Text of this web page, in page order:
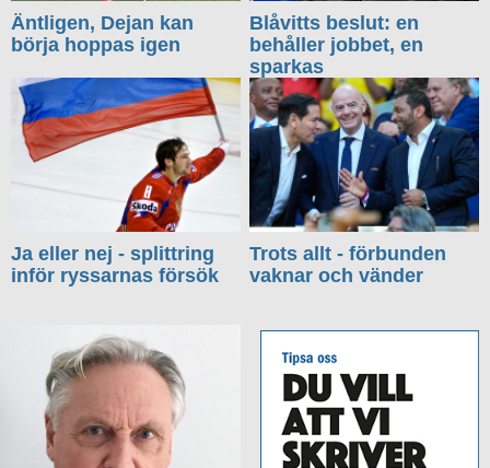
Äntligen, Dejan kan
börja hoppas igen
Blåvitts beslut: en
behåller jobbet, en
sparkas
Ja eller nej - splittring
inför ryssarnas försök
Trots allt - förbunden
vaknar och vänder